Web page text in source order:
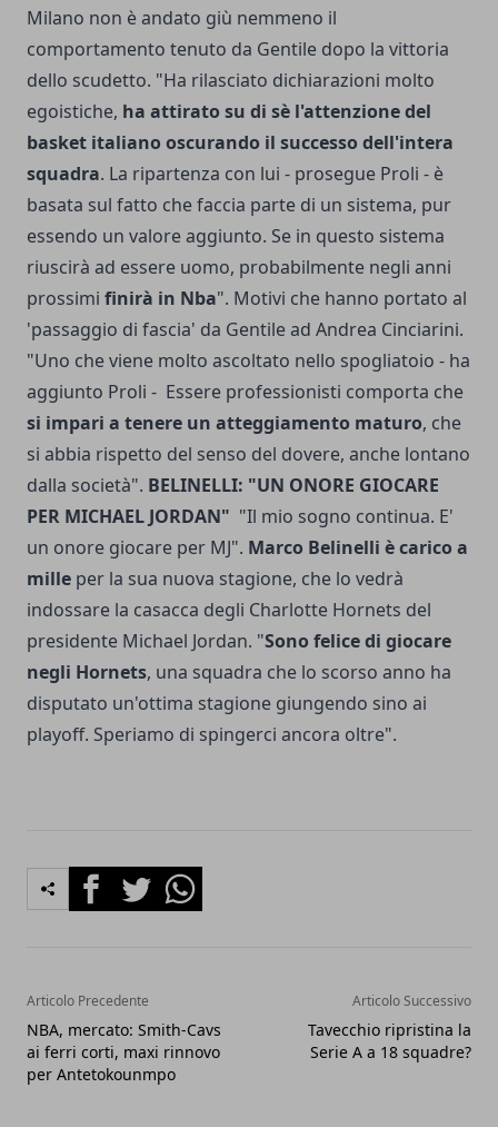
Milano non è andato giù nemmeno il
comportamento tenuto da Gentile dopo la vittoria
dello scudetto. "Ha rilasciato dichiarazioni molto
egoistiche, ha attirato su di sè l'attenzione del
basket italiano oscurando il successo dell'intera
squadra. La ripartenza con lui - prosegue Proli - è
basata sul fatto che faccia parte di un sistema, pur
essendo un valore aggiunto. Se in questo sistema
riuscirà ad essere uomo, probabilmente negli anni
prossimi finirà in Nba". Motivi che hanno portato al
'passaggio di fascia' da Gentile ad Andrea Cinciarini.
"Uno che viene molto ascoltato nello spogliatoio - ha
aggiunto Proli - Essere professionisti comporta che
si impari a tenere un atteggiamento maturo, che
si abbia rispetto del senso del dovere, anche lontano
dalla società". BELINELLI: "UN ONORE GIOCARE
PER MICHAEL JORDAN" "Il mio sogno continua. E'
un onore giocare per MJ". Marco Belinelli è carico a
mille per la sua nuova stagione, che lo vedrà
indossare la casacca degli Charlotte Hornets del
presidente Michael Jordan. "Sono felice di giocare
negli Hornets, una squadra che lo scorso anno ha
disputato un'ottima stagione giungendo sino ai
playoff. Speriamo di spingerci ancora oltre".
FacebookTwitterWhatsapp
Articolo Precedente
NBA, mercato: Smith-Cavs
ai ferri corti, maxi rinnovo
per Antetokounmpo
Articolo Successivo
Tavecchio ripristina la
Serie A a 18 squadre?